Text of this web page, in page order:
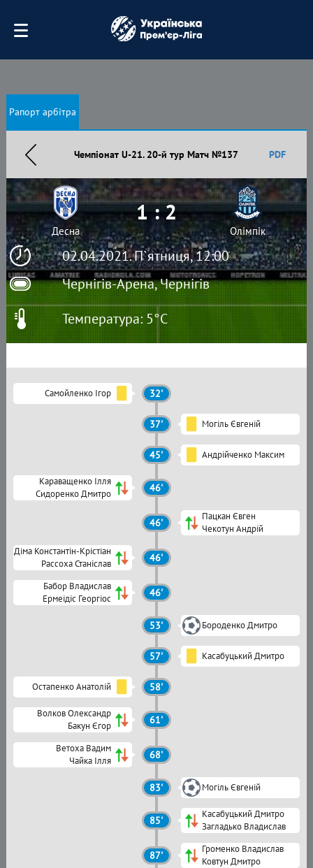
Рапорт арбітра
Чемпіонат U-21. 20-й тур Матч №137 PDF
02.04.2021. П`ятниця, 12:00
Чернігів-Арена, Чернігів
Десна
1 : 2
Олімпік
Температура: 5°C
Самойленко Ігор 32'
37' Могіль Євгеній
45' Андрійченко Максим
Караващенко Ілля
Сидоренко Дмитро
46'
46'
Пацкан Євген
Чекотун Андрій
Діма Константін-Крістіан
Рассоха Станіслав
46'
Бабор Владислав
Ермеідіс Георгіос
46'
53' Бороденко Дмитро
57' Касабуцький Дмитро
Остапенко Анатолій 58'
Волков Олександр
Бакун Єгор
61'
Ветоха Вадим
Чайка Ілля
68'
83' Могіль Євгеній
85'
Касабуцький Дмитро
Загладько Владислав
87'
Громенко Владислав
Ковтун Дмитро